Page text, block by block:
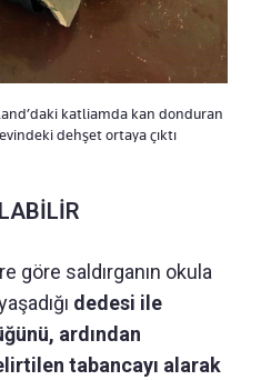
katliamda kan donduran
dehşet ortaya çıktı
göre saldırganın okula
dedesi ile
ardından
tabancayı alarak